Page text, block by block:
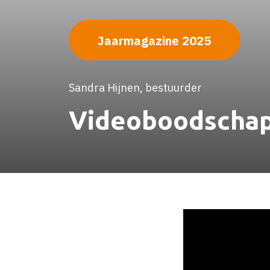
Jaarmagazine 2025
Sandra Hijnen, bestuurder